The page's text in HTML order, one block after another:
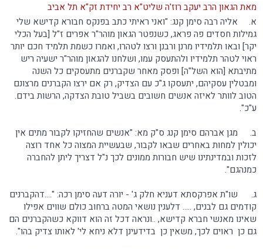
מאת הגאון הרב יעקב רוז'ה שליט"א רב יחידת זק"א תל אביב
א.
אליה רבה סימן קנג: "ואני ראיתי כתב בפנקס חבורא קדישא שלי
גמילות חסדים פה פראג, כשנפטר הגאון מוהר"ר אפרים ז"ל [בעל הכלי
יקר] ובאו תלמידיו מרנן ורבנן ורצו לטהרו, ואמרו כשמת תלמיד חכם יותר
ראוי לטהר תלמידיו ולהתעסק עמו, ושלחנו להגאון מוהר"ר ישעיה ריש
מתיבתא [הוא השל"ה] ופסק מאחר שקברנים מתעסקים כל השנה
ומבטלין עסקיהם, יתעסקו ג"כ עם הצדיק, רק אם ירצו הקברנים מרצונם
הטוב לוותר לאיזה אנשים חשובים בשביל טובת הצדקה, הרשות בידם.
ע"כ".
ב.
מגן אברהם סימן קנג ס"ק מא: "אנשים שהחזיקו לקבור מתים אין
יכולין למחות באחרים שבאו לקבור, שבעשיית המצוה כל אחד רוצה
לזכות ובמדינתינו שיש חבורות ממונים לכך נ"ל דצריך ליתן להחברה
כמנהגם".
ג.
שו"ת אפרקסתא דעניא חלק ג' - יורה דעה סימן רכה: "....דהקברנים
קודמים גם לבנים, ..... דלענין נושאי המטה ברחוב כולם שווים אפילו
שאינו מאנשי חברא קדישא, ..ונראה דכל זה הוא דווקא כשהקברנים הם
גם כן ראוים לכך, משאין כן בדידעינן דלא ניחא לי' לאותו צדיק בהו".